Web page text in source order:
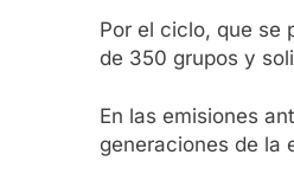
Por el ciclo, que se
de 350 grupos y
En las emisiones
generaciones de la